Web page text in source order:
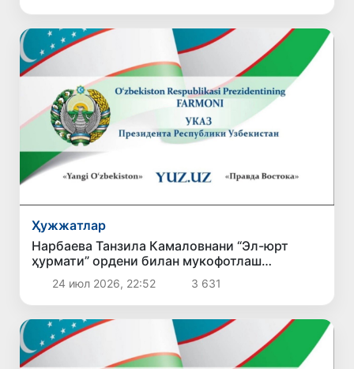
Ҳужжатлар
Нарбаева Танзила Камаловнани “Эл-юрт
ҳурмати” ордени билан мукофотлаш
тўғрисида
24 июл 2026, 22:52 3 631